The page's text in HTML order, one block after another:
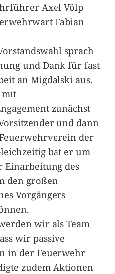
Axel Völp
Fabian
sprach
und Dank für fast
an Migdalski aus.
mit
zunächst
und dann
der
bat er um
Einarbeitung des
den großen
Vorgängers
wir als Team
wir passive
in der Feuerwehr
zudem Aktionen